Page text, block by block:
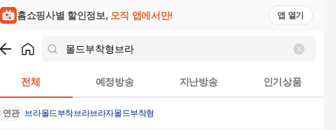
홈쇼핑사별 할인정보, 오직 앱에서만! 앱 열기
전체 예정방송 지난방송 인기상품
연관 브라몰드부착브라브라자몰드부착형